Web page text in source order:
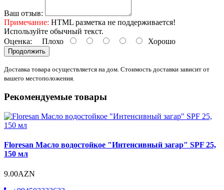
Ваш отзыв:
Примечание: HTML разметка не поддерживается!
Используйте обычный текст.
Оценка: Плохо Хорошо
Продолжить
Доставка товара осуществляется на дом. Стоимость доставки зависит от
вашего местоположения.
Рекомендуемые товары
Floresan Масло водостойкое "Интенсивный загар" SPF 25,
150 мл
9.00AZN